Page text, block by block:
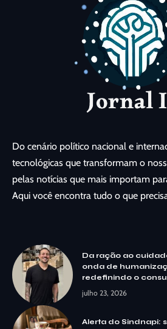
Do cenário político nacional e
tecnológicas que transformam o
pelas notícias que mais importam
Aqui você encontra tudo o que
Da ração ao
onda de
redefinindo o
julho 23, 2026
Alerta do Sindnapi: